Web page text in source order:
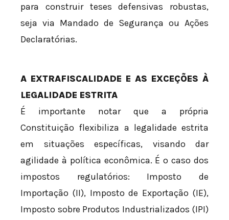
para construir teses defensivas robustas,
seja via Mandado de Segurança ou Ações
Declaratórias.
A EXTRAFISCALIDADE E AS EXCEÇÕES À
LEGALIDADE ESTRITA
É importante notar que a própria
Constituição flexibiliza a legalidade estrita
em situações específicas, visando dar
agilidade à política econômica. É o caso dos
impostos regulatórios: Imposto de
Importação (II), Imposto de Exportação (IE),
Imposto sobre Produtos Industrializados (IPI)